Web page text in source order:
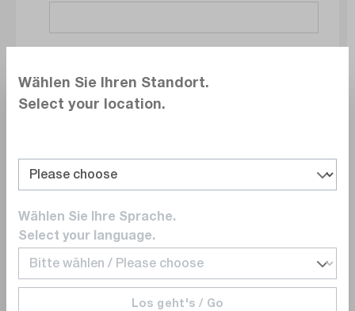
E-mail
Numéro de téléphone
Wählen Sie Ihren Standort.
Select your location.
Wählen Sie Ihre Sprache.
Select your language.
Los geht's / Go